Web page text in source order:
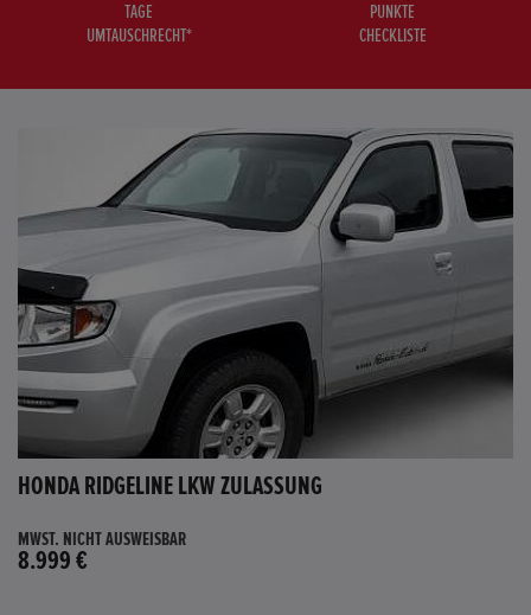
TAGE
UMTAUSCHRECHT*
PUNKTE
CHECKLISTE
HONDA RIDGELINE LKW ZULASSUNG
MWST. NICHT AUSWEISBAR
8.999 €